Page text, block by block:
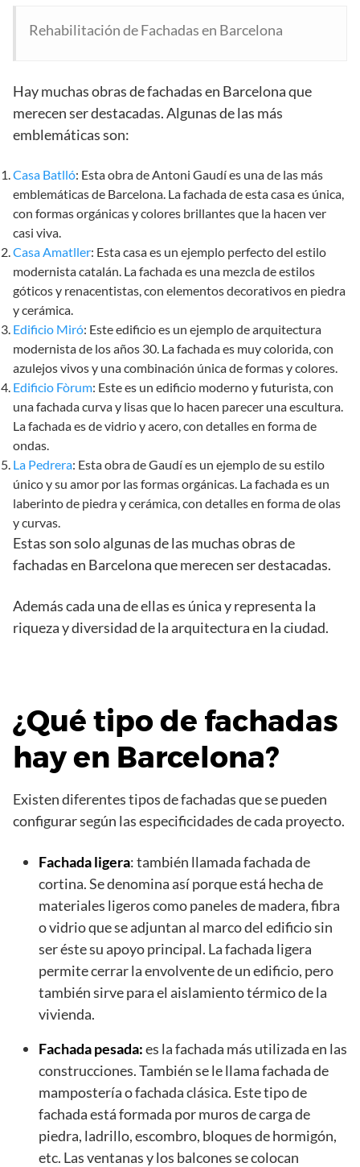
Rehabilitación de Fachadas en Barcelona
Hay muchas obras de fachadas en Barcelona que
merecen ser destacadas. Algunas de las más
emblemáticas son:
Casa Batlló: Esta obra de Antoni Gaudí es una de las más
emblemáticas de Barcelona. La fachada de esta casa es única,
con formas orgánicas y colores brillantes que la hacen ver
casi viva.
Casa Amatller: Esta casa es un ejemplo perfecto del estilo
modernista catalán. La fachada es una mezcla de estilos
góticos y renacentistas, con elementos decorativos en piedra
y cerámica.
Edificio Miró: Este edificio es un ejemplo de arquitectura
modernista de los años 30. La fachada es muy colorida, con
azulejos vivos y una combinación única de formas y colores.
Edificio Fòrum: Este es un edificio moderno y futurista, con
una fachada curva y lisas que lo hacen parecer una escultura.
La fachada es de vidrio y acero, con detalles en forma de
ondas.
La Pedrera: Esta obra de Gaudí es un ejemplo de su estilo
único y su amor por las formas orgánicas. La fachada es un
laberinto de piedra y cerámica, con detalles en forma de olas
y curvas.
Estas son solo algunas de las muchas obras de
fachadas en Barcelona que merecen ser destacadas.
Además cada una de ellas es única y representa la
riqueza y diversidad de la arquitectura en la ciudad.
¿Qué tipo de fachadas
hay en Barcelona?
Existen diferentes tipos de fachadas que se pueden
configurar según las especificidades de cada proyecto.
Fachada ligera: también llamada fachada de
cortina. Se denomina así porque está hecha de
materiales ligeros como paneles de madera, fibra
o vidrio que se adjuntan al marco del edificio sin
ser éste su apoyo principal. La fachada ligera
permite cerrar la envolvente de un edificio, pero
también sirve para el aislamiento térmico de la
vivienda.
Fachada pesada:es la fachada más utilizada en las
construcciones. También se le llama fachada de
mampostería o fachada clásica. Este tipo de
fachada está formada por muros de carga de
piedra, ladrillo, escombro, bloques de hormigón,
etc. Las ventanas y los balcones se colocan